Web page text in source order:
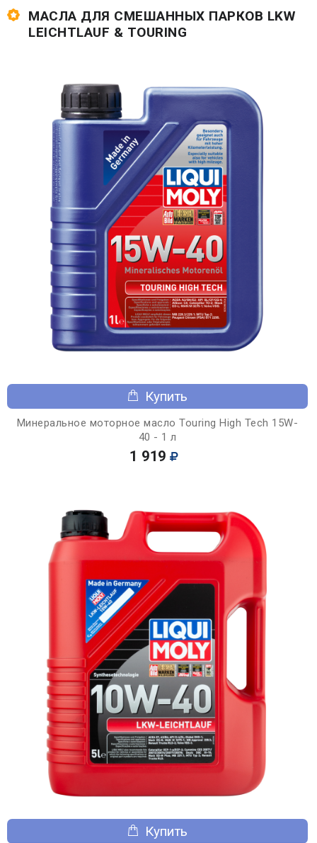
МАСЛА ДЛЯ СМЕШАННЫХ ПАРКОВ LKW
LEICHTLAUF & TOURING
Купить
Минеральное моторное масло Touring High Tech 15W-
40 - 1 л
1 919
Купить